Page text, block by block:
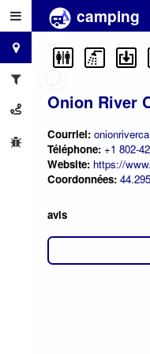
camping
Onion River
Courriel:
Téléphone: +1 802-
Website: https://
Coordonnées:
avis
+
−